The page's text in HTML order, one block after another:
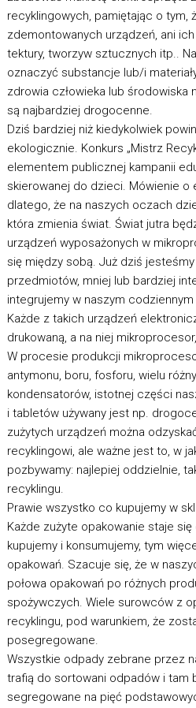
recyklingowych, pamiętając o tym,
zdemontowanych urządzeń, ani
tektury, tworzyw sztucznych itp..
oznaczyć substancje lub/i
zdrowia człowieka lub środowiska
są najbardziej drogocenne.
Dziś bardziej niż kiedykolwiek
ekologicznie. Konkurs „Mistrz
elementem publicznej kampanii
skierowanej do dzieci. Mówienie o
dlatego, że na naszych oczach
która zmienia świat. Świat jutra
urządzeń wyposażonych w
się między sobą. Już dziś
przedmiotów, mniej lub bardziej
integrujemy w naszym codziennym
Każde z takich urządzeń
drukowaną, a na niej
W procesie produkcji
antymonu, boru, fosforu, wielu
kondensatorów, istotnej części
i tabletów używany jest np.
zużytych urządzeń można
recyklingowi, ale ważne jest to, w
pozbywamy: najlepiej oddzielnie,
recyklingu.
Prawie wszystko co kupujemy w
Każde zużyte opakowanie staje
kupujemy i konsumujemy, tym
opakowań. Szacuje się, że w
połowa opakowań po różnych
spożywczych. Wiele surowców z
recyklingu, pod warunkiem, że
posegregowane.
Wszystkie odpady zebrane przez
trafią do sortowani odpadów i tam
segregowane na pięć